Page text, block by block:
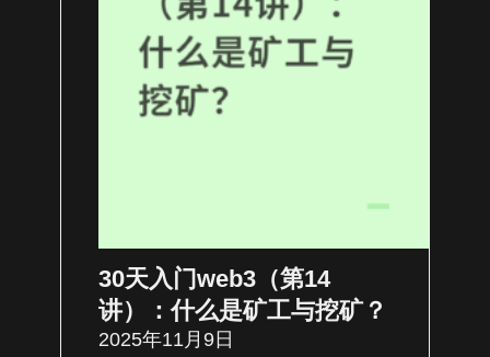
30天入门web3（第14
讲）：什么是矿工与挖矿？
2025年11月9日